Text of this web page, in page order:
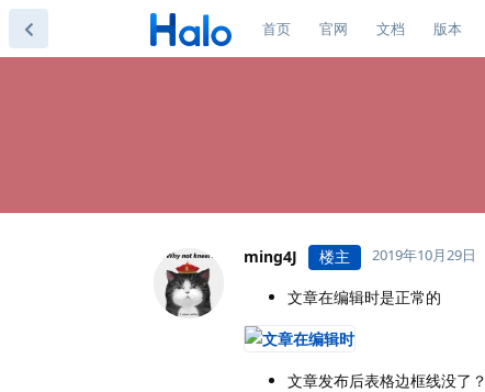
首页 官网 文档 版本
ming4J 楼主 2019年10月29日
文章在编辑时是正常的
文章发布后表格边框线没了？